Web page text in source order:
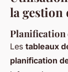
la gestion
Planification
Les tableaux
planification